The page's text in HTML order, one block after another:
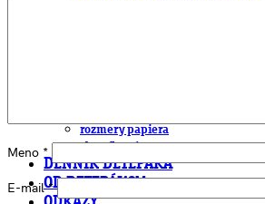
rozmery papiera
slovník pojmov
DENNÍK DETEPÁKA
OD DETEPÁKOV
Meno *
E-mail*